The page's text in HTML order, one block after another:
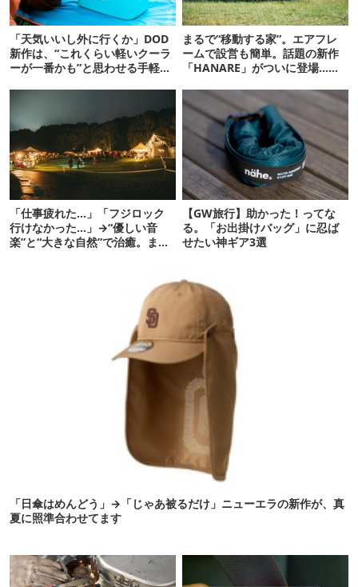
「天気いいし外に行くか」DOD
新作は、“これくらい軽いクーラ
ーが一番かも”と思わせる手軽
まるで“移動する家”。エアフレ
ームで設営も簡単。話題の新作
「HANARE」がついに登場…！
「仕事疲れた…」「フジロック
行けなかった…」→“優しい音
楽”と“大きな自然”で治癒。まだ
【GW旅行】助かった！ってな
る。「お出掛けバッグ」に忍ば
せたい神ギア3選
「日傘はめんどう」→「じゃあ被るだけ」ニューエラの新作が、真
夏に照準合わせてます